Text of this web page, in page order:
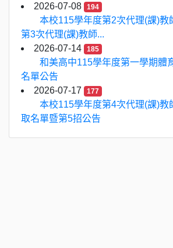
2026-07-08
194
本校115學年度第2次代理(課)教
第3次代理(課)教師...
2026-07-14
185
和美高中115學年度第一學期體
名單公告
2026-07-17
177
本校115學年度第4次代理(課)教
取名單暨第5招公告